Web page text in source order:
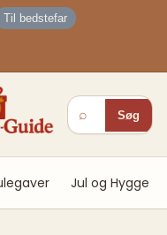
Til bedstefar
⌕ Søg
Jul og Hygge